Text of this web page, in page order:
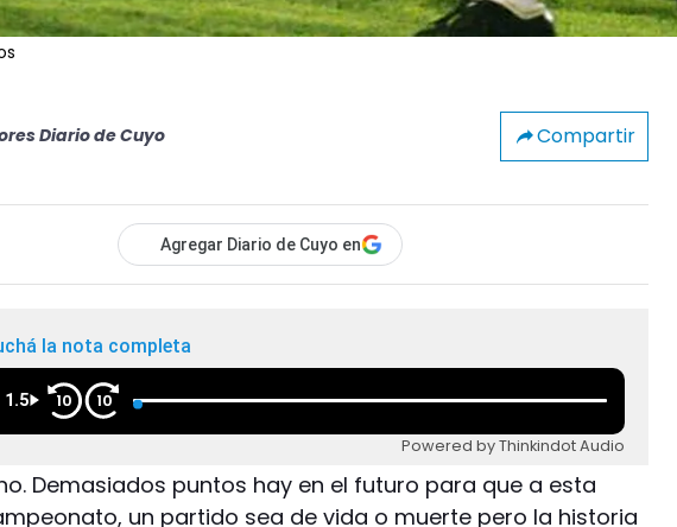
Diario de Cuyo Compartir
Agregar Diario de Cuyo en
la nota completa
1.5 10 10
Powered by Thinkindot Audio
Demasiados puntos hay en el futuro para que a esta
un partido sea de vida o muerte pero la historia